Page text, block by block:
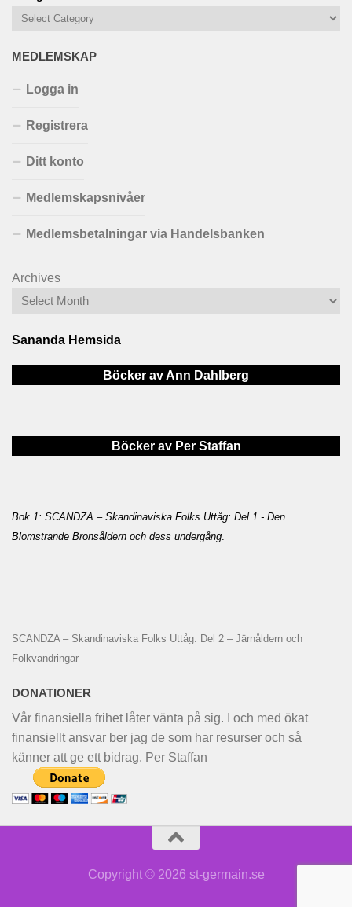
MEDLEMSKAP
Logga in
Registrera
Ditt konto
Medlemskapsnivåer
Medlemsbetalningar via Handelsbanken
Archives
Sananda Hemsida
Böcker av Ann Dahlberg
Böcker av Per Staffan
Bok 1: SCANDZA – Skandinaviska Folks Uttåg: Del 1 - Den
Blomstrande Bronsåldern och dess undergång
SCANDZA – Skandinaviska Folks Uttåg: Del 2 – Järnåldern och
Folkvandringar
DONATIONER
Vår finansiella frihet låter vänta på sig. I och med ökat
finansiellt ansvar ber jag de som har resurser och så
känner att ge ett bidrag. Per Staffan
Copyright © 2026 st-germain.se